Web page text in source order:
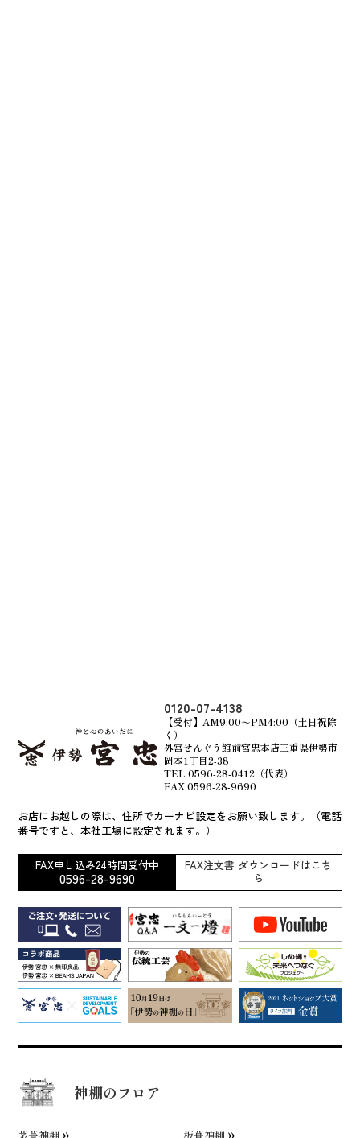
0120-07-4138
【受付】AM9:00～PM4:00（土日祝除
く）
外宮せんぐう館前宮忠本店三重県伊勢市
岡本1丁目2-38
TEL 0596-28-0412（代表）
FAX 0596-28-9690
お店にお越しの際は、住所でカーナビ設定をお願い致します。（電話
番号ですと、本社工場に設定されます。）
FAX申し込み24時間受付中
0596-28-9690
FAX注文書 ダウンロードはこち
ら
神棚のフロア